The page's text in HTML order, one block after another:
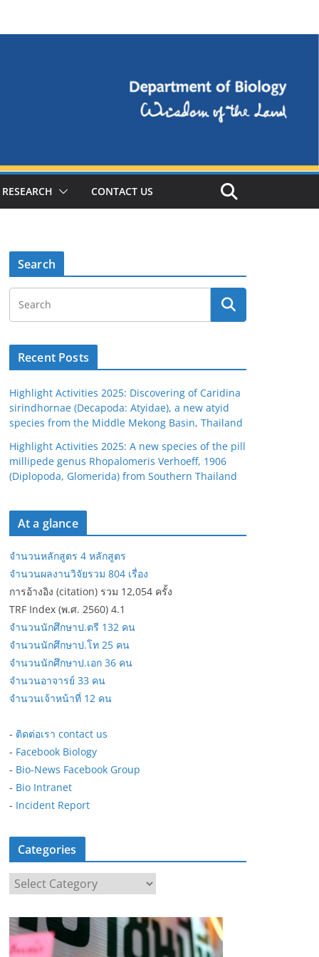
RESEARCH CONTACT US
Search
Recent Posts
Highlight Activities 2025: Discovering of Caridina
sirindhornae (Decapoda: Atyidae), a new atyid
species from the Middle Mekong Basin, Thailand
Highlight Activities 2025: A new species of the pill
millipede genus Rhopalomeris Verhoeff, 1906
(Diplopoda, Glomerida) from Southern Thailand
At a glance
จำนวนหลักสูตร 4 หลักสูตร
จำนวนผลงานวิจัยรวม 804 เรื่อง
การอ้างอิง (citation) รวม 12,054 ครั้ง
TRF Index (พ.ศ. 2560) 4.1
จำนวนนักศึกษาป.ตรี 132 คน
จำนวนนักศึกษาป.โท 25 คน
จำนวนนักศึกษาป.เอก 36 คน
จำนวนอาจารย์ 33 คน
จำนวนเจ้าหน้าที่ 12 คน
- ติดต่อเรา contact us
- Facebook Biology
- Bio-News Facebook Group
- Bio Intranet
- Incident Report
Categories
a
t
e
g